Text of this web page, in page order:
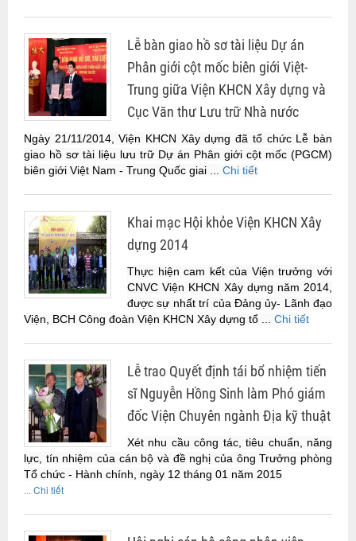
Lễ bàn giao hồ sơ tài liệu Dự án
Phân giới cột mốc biên giới Việt-
Trung giữa Viện KHCN Xây dựng và
Cục Văn thư Lưu trữ Nhà nước
Ngày 21/11/2014, Viện KHCN Xây dựng đã tổ chức Lễ bàn
giao hồ sơ tài liệu lưu trữ Dự án Phân giới cột mốc (PGCM)
biên giới Việt Nam - Trung Quốc giai ... Chi tiết
Khai mạc Hội khỏe Viện KHCN Xây
dựng 2014
Thực hiện cam kết của Viện trưởng với
CNVC Viện KHCN Xây dựng năm 2014,
được sự nhất trí của Đảng ủy- Lãnh đạo
Viện, BCH Công đoàn Viện KHCN Xây dựng tổ ... Chi tiết
Lễ trao Quyết định tái bổ nhiệm tiến
sĩ Nguyễn Hồng Sinh làm Phó giám
đốc Viện Chuyên ngành Địa kỹ thuật
Xét nhu cầu công tác, tiêu chuẩn, năng
lực, tín nhiệm của cán bộ và đề nghị của ông Trưởng phòng
Tổ chức - Hành chính, ngày 12 tháng 01 năm 2015
... Chi tiết